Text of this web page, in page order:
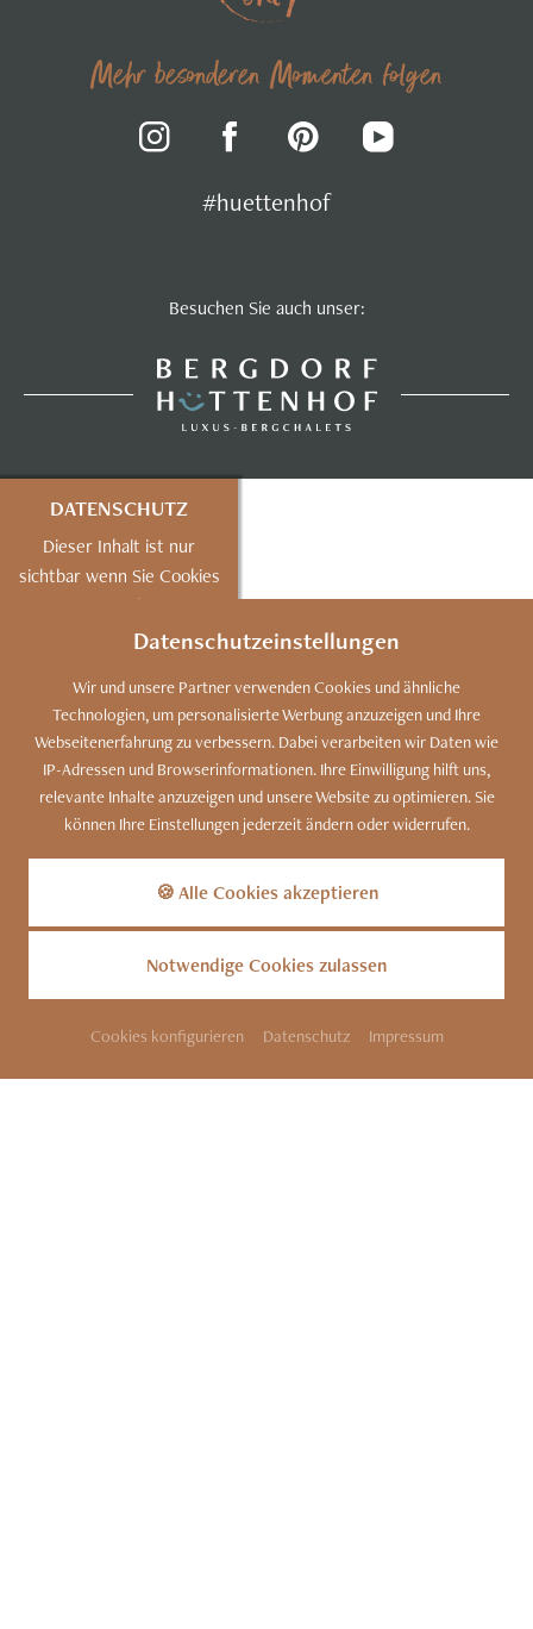
Datenschutzeinstellungen
Wir und unsere Partner verwenden Cookies und ähnliche
Technologien, um personalisierte Werbung anzuzeigen und Ihre
Webseitenerfahrung zu verbessern. Dabei verarbeiten wir Daten wie
IP-Adressen und Browserinformationen. Ihre Einwilligung hilft uns,
relevante Inhalte anzuzeigen und unsere Website zu optimieren. Sie
können Ihre Einstellungen jederzeit ändern oder widerrufen.
🍪 Alle Cookies akzeptieren
Notwendige Cookies zulassen
Cookies konfigurieren Datenschutz Impressum
Mehr besonderen Momenten folgen
#huettenhof
Besuchen Sie auch unser:
DATENSCHUTZ
Dieser Inhalt ist nur
sichtbar wenn Sie Cookies
von "mapbox"
akzeptieren.
AKZEPTIEREN
EINSTELLUNGEN
SITEMAP KONTAKT
IMPRESSUM